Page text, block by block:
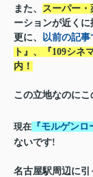
また、 スーパー
ーションが近く
更に、
以前の記
ト』、『109シネ
内！
この立地なのに
現在 『モルゲンロ
ないです!
名古屋駅周辺に